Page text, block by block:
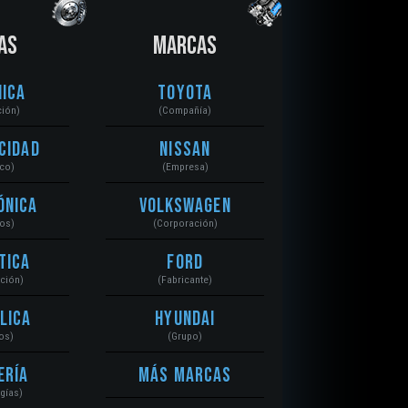
MARCAS
Toyota
(Compañía)
Nissan
(Empresa)
Volkswagen
(Corporación)
Ford
(Fabricante)
Hyundai
(Grupo)
Más Marcas